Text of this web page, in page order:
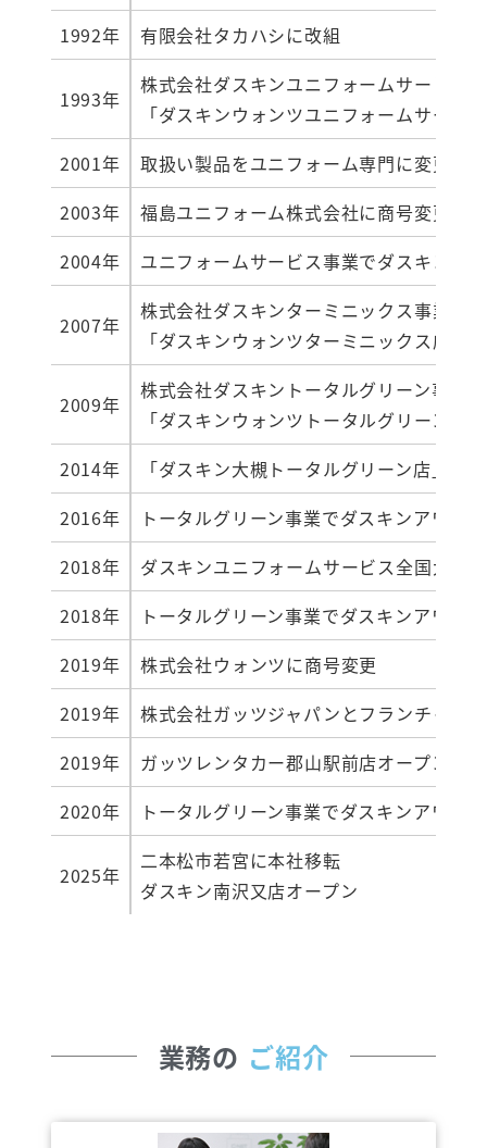
1992年
有限会社タカハシに改組
1993年
株式会社ダスキンユニフォームサービス
「ダスキンウォンツユニフォームサービ
2001年
取扱い製品をユニフォーム専門に変更
2003年
福島ユニフォーム株式会社に商号変更
2004年
ユニフォームサービス事業でダスキンア
2007年
株式会社ダスキンターミニックス事業と
「ダスキンウォンツターミニックス店」
2009年
株式会社ダスキントータルグリーン事業
「ダスキンウォンツトータルグリーン店
2014年
「ダスキン大槻トータルグリーン店」オ
2016年
トータルグリーン事業でダスキンアワー
2018年
ダスキンユニフォームサービス全国大会
2018年
トータルグリーン事業でダスキンアワー
2019年
株式会社ウォンツに商号変更
2019年
株式会社ガッツジャパンとフランチャイ
2019年
ガッツレンタカー郡山駅前店オープン
2020年
トータルグリーン事業でダスキンアワー
2025年
二本松市若宮に本社移転
ダスキン南沢又店オープン
業務の ご紹介